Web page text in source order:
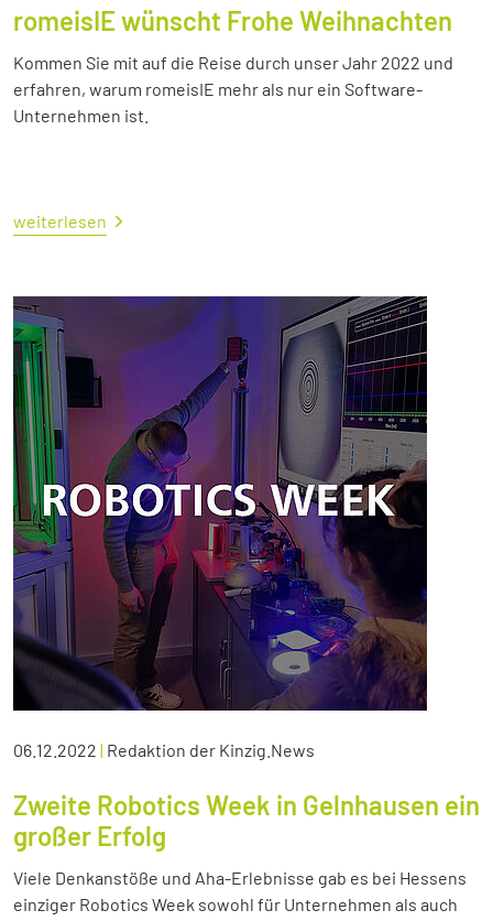
romeisIE wünscht Frohe Weihnachten
Kommen Sie mit auf die Reise durch unser Jahr 2022 und
erfahren, warum romeisIE mehr als nur ein Software-
Unternehmen ist.
weiterlesen
06.12.2022 | Redaktion der Kinzig.News
Zweite Robotics Week in Gelnhausen ein
großer Erfolg
Viele Denkanstöße und Aha-Erlebnisse gab es bei Hessens
einziger Robotics Week sowohl für Unternehmen als auch